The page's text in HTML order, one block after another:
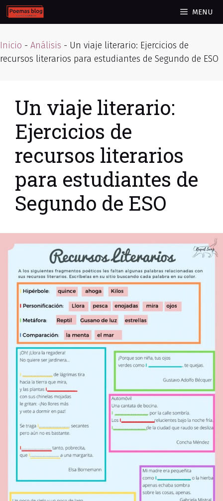
Skip
to
MENU
Inicio - Análisis - Un viaje literario: Ejercicios de
recursos literarios para estudiantes de Segundo de ESO
Un viaje literario:
Ejercicios de
recursos literarios
para estudiantes de
Segundo de ESO